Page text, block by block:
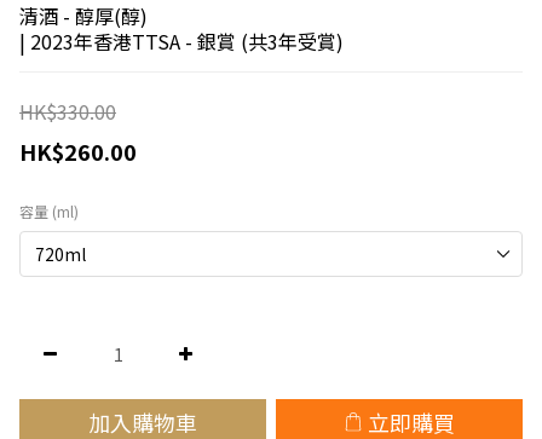
清酒 - 醇厚(醇)
| 2023年香港TTSA - 銀賞 (共3年受賞)
HK$330.00
HK$260.00
容量 (ml)
加入購物車 立即購買